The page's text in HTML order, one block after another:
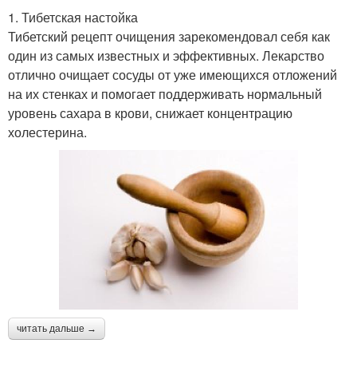
1. Тибетская настойка
Тибетский рецепт очищения зарекомендовал себя как
один из самых известных и эффективных. Лекарство
отлично очищает сосуды от уже имеющихся отложений
на их стенках и помогает поддерживать нормальный
уровень сахара в крови, снижает концентрацию
холестерина.
читать дальше →